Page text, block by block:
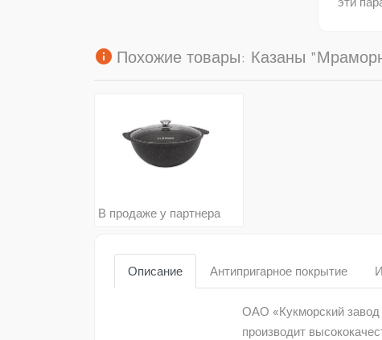
info Похожие товары: Казаны
В продаже у партнера
Описание Антипригарное покрытие
ОАО «Кукморский
производит